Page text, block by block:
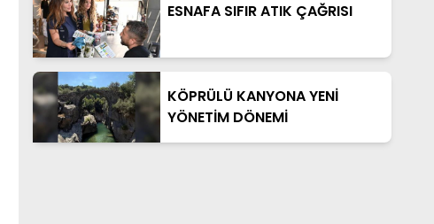
ESNAFA SIFIR ATIK ÇAĞRISI
KÖPRÜLÜ KANYONA YENİ
YÖNETİM DÖNEMİ